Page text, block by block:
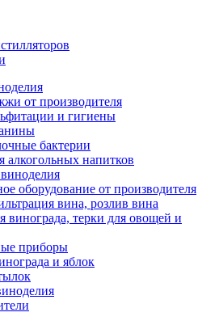
от производителя
и гигиены
бактерии
алкогольных напитков
оборудование от производителя
вина, розлив вина
винограда, терки для овощей и
приборы
и яблок